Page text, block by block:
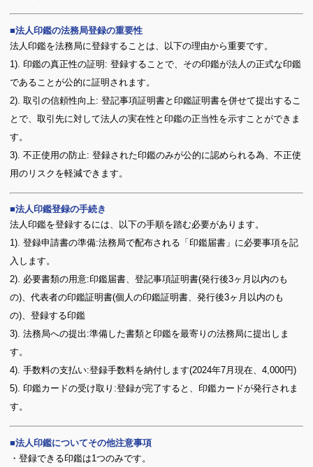
法人印鑑の法務局登録の重要性
法人印鑑を法務局に登録することは、以下の理由から重要です。
1). 印鑑の真正性の証明: 登録することで、その印鑑が法人の正式な印鑑
であることが公的に証明されます。
2). 取引の信頼性向上: 登記事項証明書と印鑑証明書を併せて提出するこ
とで、取引先に対して法人の実在性と印鑑の正当性を示すことができま
す。
3). 不正使用の防止: 登録された印鑑のみが公的に認められる為、不正使
用のリスクを軽減できます。
法人印鑑登録の手続き
法人印鑑を登録するには、以下の手順を踏む必要があります。
1). 登録申請書の準備:法務局で配布される「印鑑届書」に必要事項を記
入します。
2). 必要書類の用意:印鑑届書、登記事項証明書(発行後3ヶ月以内のも
の)、代表者の印鑑証明書(個人の印鑑証明書、発行後3ヶ月以内のも
の)、登録する印鑑
3). 法務局への提出:準備した書類と印鑑を最寄りの法務局に提出しま
す。
4). 手数料の支払い:登録手数料を納付します(2024年7月現在、4,000円)
5). 印鑑カードの受け取り:登録が完了すると、印鑑カードが発行されま
す。
法人印鑑についてその他注意事項
・登録できる印鑑は1つのみです。